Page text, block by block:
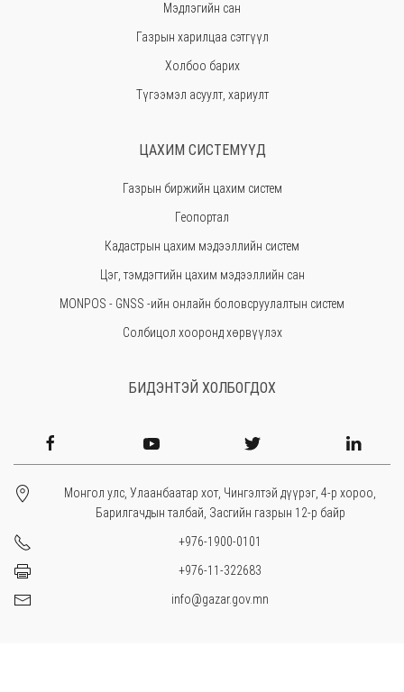
Ховд
Хөвсгөл
Орхон
Сэлэнгэ
Өмнөговь
Увс
Өвөрхангай
Завхан
Мэдлэгийн сан
Газрын харилцаа сэтгүүл
Холбоо барих
Түгээмэл асуулт, хариулт
ЦАХИМ СИСТЕМҮҮД
Газрын биржийн цахим систем
Геопортал
Кадастрын цахим мэдээллийн систем
Цэг, тэмдэгтийн цахим мэдээллийн сан
MONPOS - GNSS -ийн онлайн боловсруулалтын систем
Солбицол хооронд хөрвүүлэх
БИДЭНТЭЙ ХОЛБОГДОХ
Монгол улс, Улаанбаатар хот, Чингэлтэй дүүрэг, 4-р хороо,
Барилгачдын талбай, Засгийн газрын 12-р байр
+976-1900-0101
+976-11-322683
info@gazar.gov.mn